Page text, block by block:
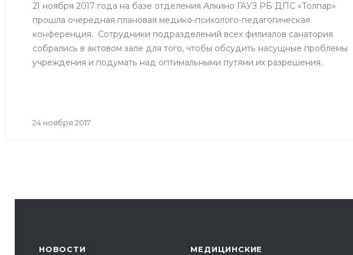
21 ноября 2017 года на базе отделения Алкино ГАУЗ РБ ДПС «Толпар»
прошла очередная плановая медико-психолого-педагогическая
конференция. Сотрудники подразделений всех филиалов санатория
собрались в актовом зале для того, чтобы обсудить насущные проблемы
учреждения и подумать над оптимальными путями их разрешения.
24 ноября 2017
НОВОСТИ
МЕДИЦИНСКИЕ